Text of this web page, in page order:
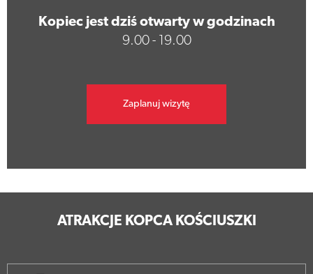
Kopiec jest dziś otwarty w godzinach
9.00 - 19.00
Zaplanuj wizytę
ATRAKCJE KOPCA KOŚCIUSZKI